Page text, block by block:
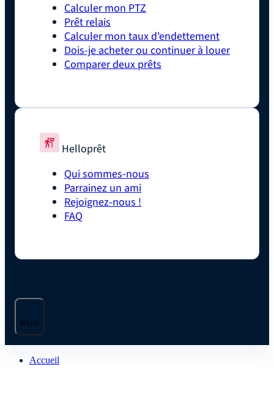
Calculer mon PTZ
Prêt relais
Calculer mon taux d'endettement
Dois-je acheter ou continuer à louer
Comparer deux prêts
Helloprêt
Qui sommes-nous
Parrainez un ami
Rejoignez-nous !
FAQ
Menu
Accueil